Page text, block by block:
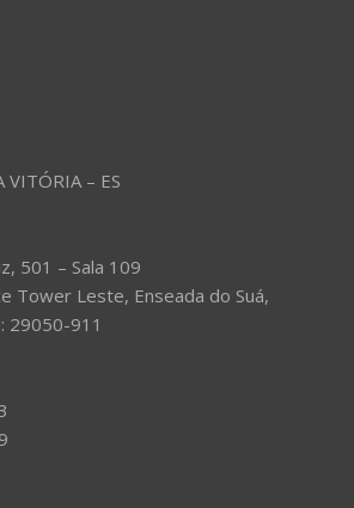
VITÓRIA – ES
501 – Sala 109
Tower Leste, Enseada do Suá,
29050-911